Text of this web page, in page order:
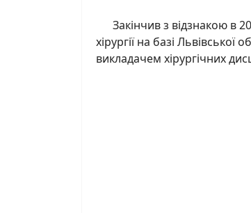
Закінчив з відзнакою в
хірургії на базі
викладачем хірургічних